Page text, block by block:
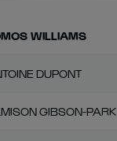
WILLIAMS
DUPONT
GIBSON-PARK